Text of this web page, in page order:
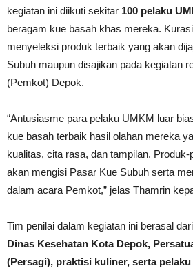
kegiatan ini diikuti sekitar 100 pelaku
beragam kue basah khas mereka.
menyeleksi produk terbaik yang akan
Subuh maupun disajikan pada kegiatan
(Pemkot) Depok.
“Antusiasme para pelaku UMKM luar
kue basah terbaik hasil olahan mereka
kualitas, cita rasa, dan tampilan.
akan mengisi Pasar Kue Subuh serta
dalam acara Pemkot,” jelas Thamrin
Tim penilai dalam kegiatan ini berasal
Dinas Kesehatan Kota Depok,
(Persagi), praktisi kuliner, serta